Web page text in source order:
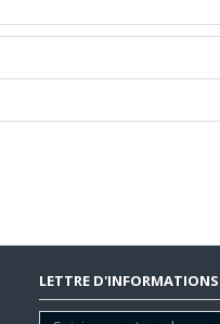
LETTRE D'INFORMATIONS